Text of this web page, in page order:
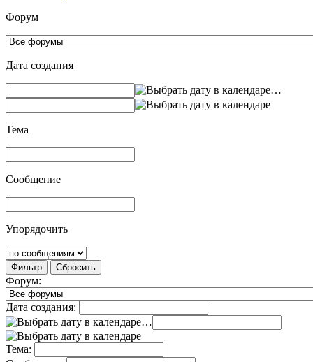
Форум
Дата создания
…
Тема
Сообщение
Упорядочить
Фильтр Сбросить
Форум:
Дата создания:
…
Тема: